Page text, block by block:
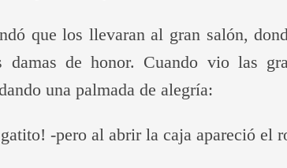
que los llevaran al gran salón,
damas de honor. Cuando vio las
una palmada de alegría:
-pero al abrir la caja apareció el